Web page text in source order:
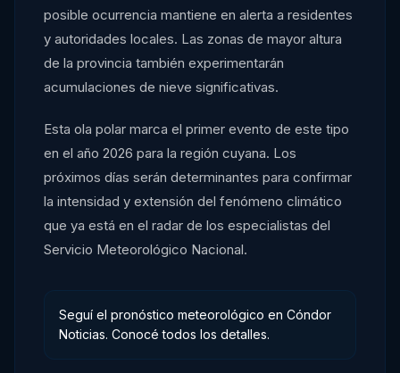
posible ocurrencia mantiene en alerta a residentes
y autoridades locales. Las zonas de mayor altura
de la provincia también experimentarán
acumulaciones de nieve significativas.
Esta ola polar marca el primer evento de este tipo
en el año 2026 para la región cuyana. Los
próximos días serán determinantes para confirmar
la intensidad y extensión del fenómeno climático
que ya está en el radar de los especialistas del
Servicio Meteorológico Nacional.
Seguí el pronóstico meteorológico en Cóndor
Noticias. Conocé todos los detalles.